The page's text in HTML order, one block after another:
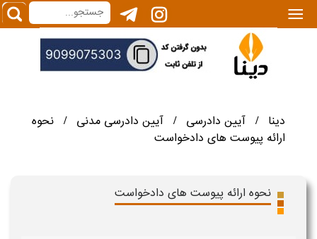
|||
دینا / آیین دادرسی / آیین دادرسی مدنی /
نحوه
ارائه پیوست های دادخواست
نحوه ارائه پیوست های دادخواست